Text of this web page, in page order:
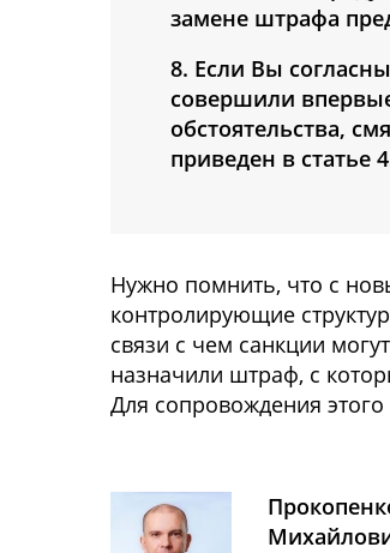
замене штрафа
8. Если Вы
совершили
обстоятельства,
приведен в
Нужно помнить, что с
контролирующие
связи с чем санкции
назначили штраф, с
Для сопровождения